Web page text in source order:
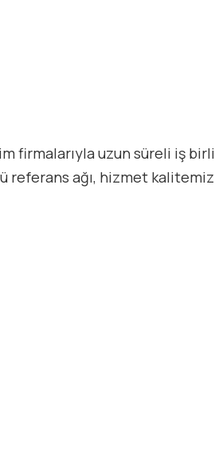
firmalarıyla uzun süreli iş
referans ağı, hizmet